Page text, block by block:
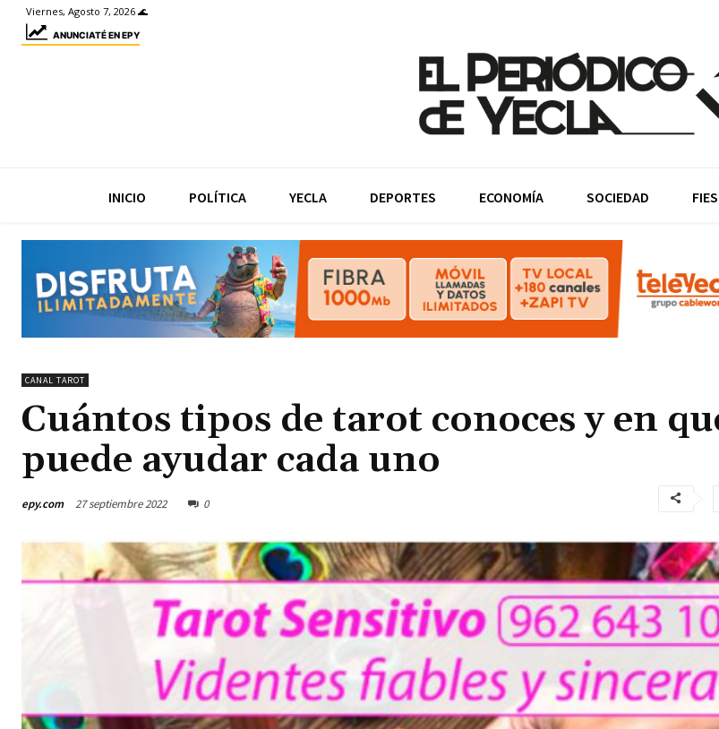
Viernes, Agosto 7, 2026 🌊
ANUNCIATÉ EN EPY
INICIO POLÍTICA YECLA DEPORTES ECONOMÍA SOCIEDAD
CANAL TAROT
Cuántos tipos de tarot conoces y en
puede ayudar cada uno
epy.com 27 septiembre 2022 0